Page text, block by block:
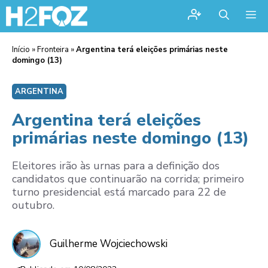
Início »Fronteira »Argentina terá eleições primárias neste
domingo (13)
ARGENTINA
Argentina terá eleições
primárias neste domingo (13)
Eleitores irão às urnas para a definição dos
candidatos que continuarão na corrida; primeiro
turno presidencial está marcado para 22 de
outubro.
Guilherme Wojciechowski